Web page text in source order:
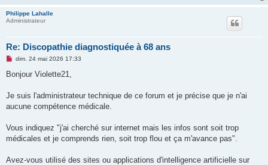
Philippe Lahalle
Administrateur
Re: Discopathie diagnostiquée à 68 ans
M
s
g
n
l
u
dim. 24 mai 2026 17:33
Bonjour Violette21,
Je suis l'administrateur technique de ce forum et je précise que je n'ai
aucune compétence médicale.
Vous indiquez "j'ai cherché sur internet mais les infos sont soit trop
médicales et je comprends rien, soit trop flou et ça m'avance pas".
Avez-vous utilisé des sites ou applications d'intelligence artificielle sur